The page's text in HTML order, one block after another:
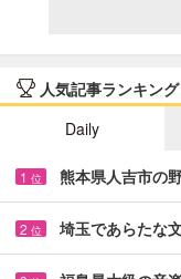
人気記事ランキング
Daily
1 位 熊本県人吉市の
2 位 埼玉であらたな